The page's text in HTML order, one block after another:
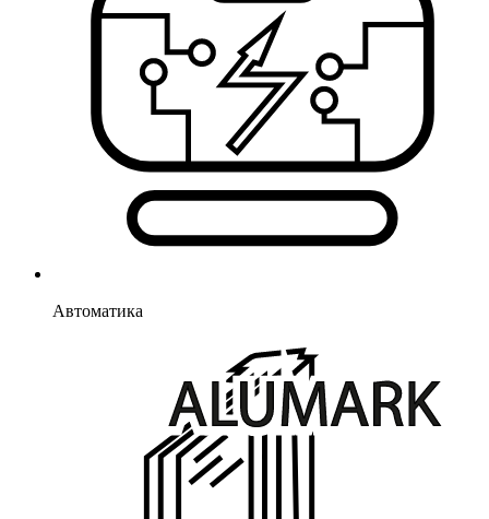
Автоматика